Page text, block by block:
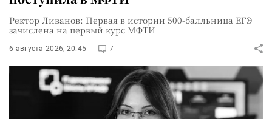
Ректор Ливанов: Первая в истории 500-балльница ЕГЭ
зачислена на первый курс МФТИ
6 августа 2026, 20:45 7